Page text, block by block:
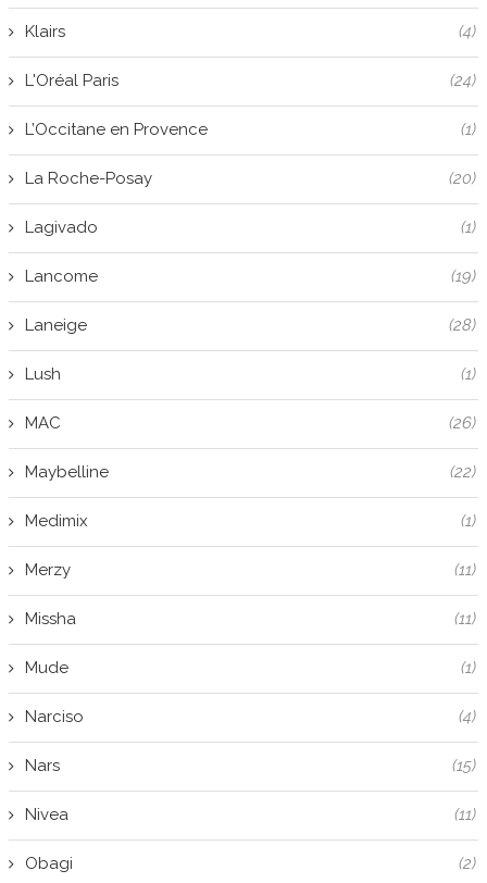
Klairs (4)
L'Oréal Paris (24)
L’Occitane en Provence (1)
La Roche-Posay (20)
Lagivado (1)
Lancome (19)
Laneige (28)
Lush (1)
MAC (26)
Maybelline (22)
Medimix (1)
Merzy (11)
Missha (11)
Mude (1)
Narciso (4)
Nars (15)
Nivea (11)
Obagi (2)